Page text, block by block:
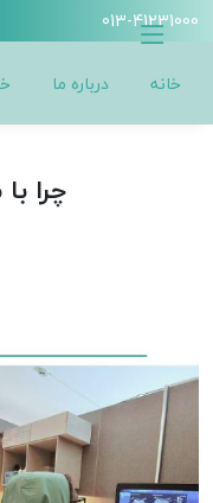
013-41231000
خانه درباره ما
چرا